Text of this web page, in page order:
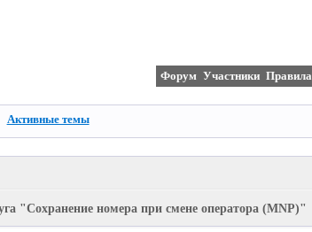
Форум Участники Правила
Активные темы
"Сохранение номера при смене оператора (MNP)"